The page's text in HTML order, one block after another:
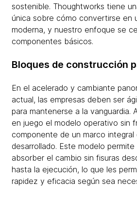
sostenible. Thoughtworks tiene
única sobre cómo convertirse en
moderna, y nuestro enfoque se
componentes básicos.
Bloques de construcción
En el acelerado y cambiante
actual, las empresas deben ser
para mantenerse a la vanguardia.
en juego el modelo operativo sin
componente de un marco integral
desarrollado. Este modelo permite
absorber el cambio sin fisuras
hasta la ejecución, lo que les
rapidez y eficacia según sea